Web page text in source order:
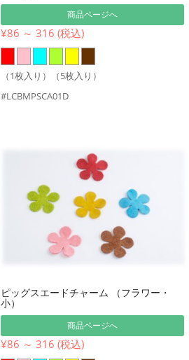
商品ページへ
¥86 ～ 316 (税込)
（1枚入り）（5枚入り）
#LCBMPSCA01D
ピッグスエードチャーム （フラワー・
小）
商品ページへ
¥86 ～ 316 (税込)